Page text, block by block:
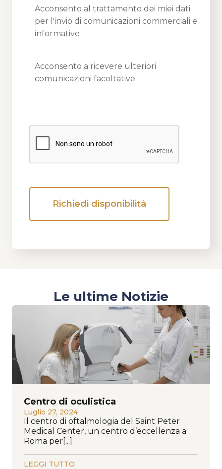
Acconsento al trattamento dei miei dati
per l'invio di comunicazioni commerciali e
informative
Acconsento a ricevere ulteriori
comunicazioni facoltative
Richiedi disponibilità
Le ultime Notizie
Centro di oculistica
Luglio 27, 2024
Il centro di oftalmologia del Saint Peter
Medical Center, un centro d’eccellenza a
Roma per[...]
LEGGI TUTTO